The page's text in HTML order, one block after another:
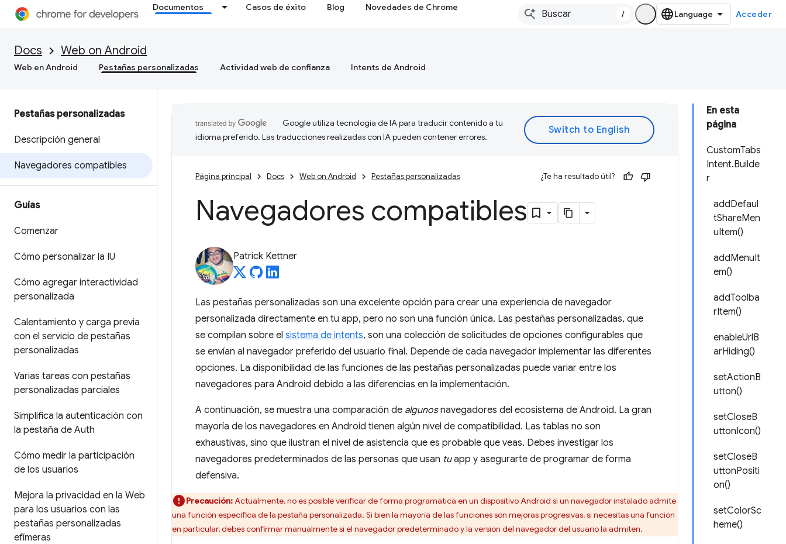
Documentos Casos de éxito Blog Novedades de Chrome
/ Acceder
Docs Web on Android
Web en Android Pestañas personalizadas Actividad web de confianza Intents de Android
Pestañas personalizadas
Descripción general
Navegadores compatibles
Guías
Comenzar
Cómo personalizar la IU
Cómo agregar interactividad
personalizada
Calentamiento y carga previa
con el servicio de pestañas
personalizadas
Varias tareas con pestañas
personalizadas parciales
Simplifica la autenticación con
la pestaña de Auth
Cómo medir la participación
de los usuarios
Mejora la privacidad en la Web
para los usuarios con las
pestañas personalizadas
efímeras
En esta
página
CustomTabs
Intent.Builde
r
addDefaul
tShareMen
uItem()
addMenuIt
em()
addToolba
rItem()
enableUrlB
arHiding()
setActionB
utton()
setCloseB
uttonIcon()
setCloseB
uttonPositi
on()
setColorSc
heme()
Google utiliza tecnología de IA para traducir contenido a tu
idioma preferido. Las traducciones realizadas con IA pueden contener errores.
Página principal Docs Web on Android Pestañas personalizadas ¿Te ha resultado útil?
Navegadores compatibles
Patrick Kettner
Las pestañas personalizadas son una excelente opción para crear una experiencia de navegador
personalizada directamente en tu app, pero no son una función única. Las pestañas personalizadas, que
se compilan sobre el sistema de intents, son una colección de solicitudes de opciones configurables que
se envían al navegador preferido del usuario final. Depende de cada navegador implementar las diferentes
opciones. La disponibilidad de las funciones de las pestañas personalizadas puede variar entre los
navegadores para Android debido a las diferencias en la implementación.
A continuación, se muestra una comparación de algunosnavegadores del ecosistema de Android. La gran
mayoría de los navegadores en Android tienen algún nivel de compatibilidad. Las tablas no son
exhaustivas, sino que ilustran el nivel de asistencia que es probable que veas. Debes investigar los
navegadores predeterminados de las personas que usan tuapp y asegurarte de programar de forma
defensiva.
Precaución:Actualmente, no es posible verificar de forma programática en un dispositivo Android si un navegador instalado admite
una función específica de la pestaña personalizada. Si bien la mayoría de las funciones son mejoras progresivas, si necesitas una función
en particular, debes confirmar manualmente si el navegador predeterminado y la versión del navegador del usuario la admiten.